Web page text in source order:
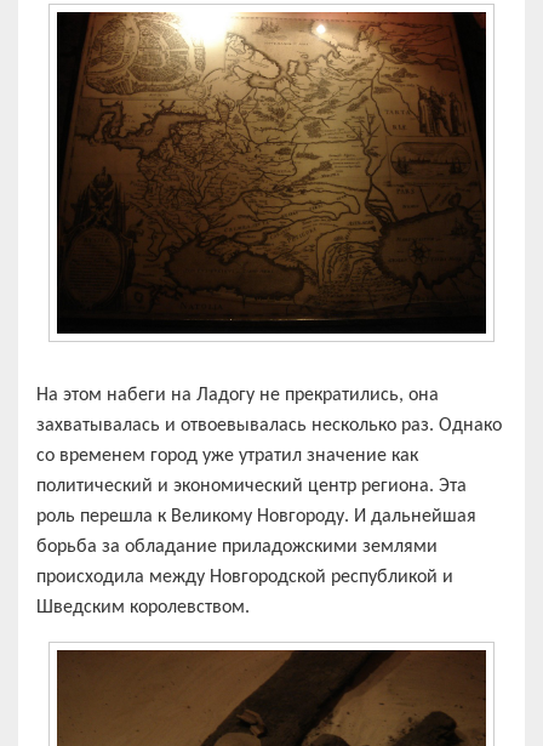
На этом набеги на Ладогу не прекратились, она
захватывалась и отвоевывалась несколько раз. Однако
со временем город уже утратил значение как
политический и экономический центр региона. Эта
роль перешла к Великому Новгороду. И дальнейшая
борьба за обладание приладожскими землями
происходила между Новгородской республикой и
Шведским королевством.